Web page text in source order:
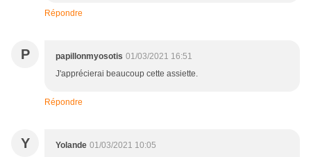
Répondre
P papillonmyosotis 01/03/2021 16:51
J'apprécierai beaucoup cette assiette.
Répondre
Y Yolande 01/03/2021 10:05